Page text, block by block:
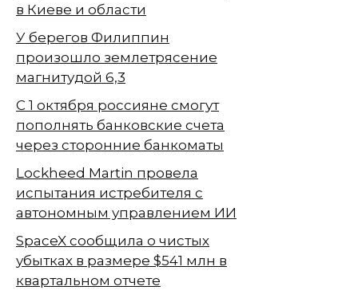
в Киеве и области
У берегов Филиппин
произошло землетрясение
магнитудой 6,3
С 1 октября россияне смогут
пополнять банковские счета
через сторонние банкоматы
Lockheed Martin провела
испытания истребителя с
автономным управлением ИИ
SpaceX сообщила о чистых
убытках в размере $541 млн в
квартальном отчете